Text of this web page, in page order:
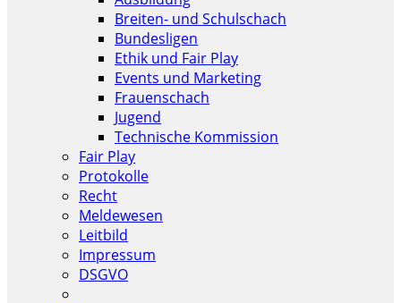
Breiten- und Schulschach
Bundesligen
Ethik und Fair Play
Events und Marketing
Frauenschach
Jugend
Technische Kommission
Fair Play
Protokolle
Recht
Meldewesen
Leitbild
Impressum
DSGVO